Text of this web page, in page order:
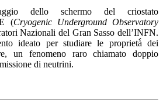
dello schermo del criostato
(Cryogenic Underground Observatory
Nazionali del Gran Sasso dell’INFN.
ideato per studiare le proprietà̀ dei
un fenomeno raro chiamato doppio
di neutrini.